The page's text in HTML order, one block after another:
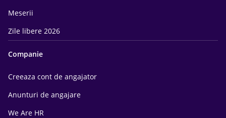
Meserii
Zile libere 2026
Companie
Creeaza cont de angajator
Anunturi de angajare
We Are HR